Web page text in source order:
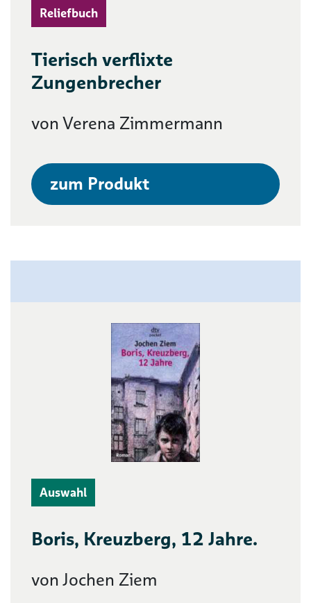
Reliefbuch
Tierisch verflixte
Zungenbrecher
von Verena Zimmermann
zum Produkt
Auswahl
Boris, Kreuzberg, 12 Jahre.
von Jochen Ziem